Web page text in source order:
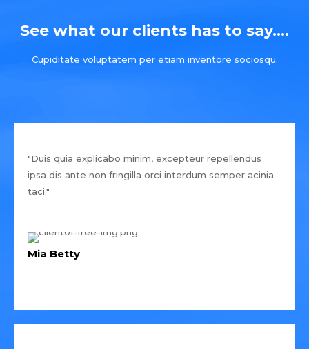
See what our clients has to say....
Cupiditate voluptatem per etiam inventore sociosqu.
"Duis quia explicabo minim, excepteur repellendus
ipsa dis ante non fringilla orci interdum semper acinia
taci."
Mia Betty